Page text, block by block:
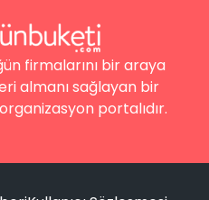
firmalarını bir araya
almanı sağlayan bir
portalıdır.